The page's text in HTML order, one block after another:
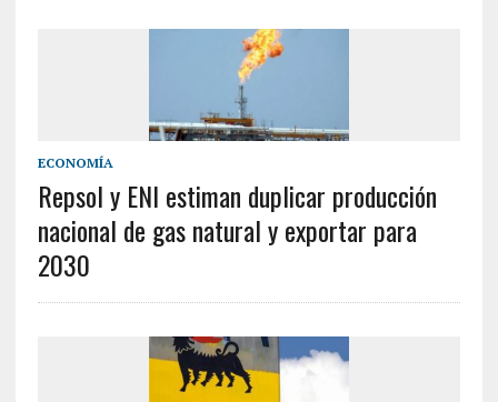
ECONOMÍA
Repsol y ENI estiman duplicar producción
nacional de gas natural y exportar para
2030